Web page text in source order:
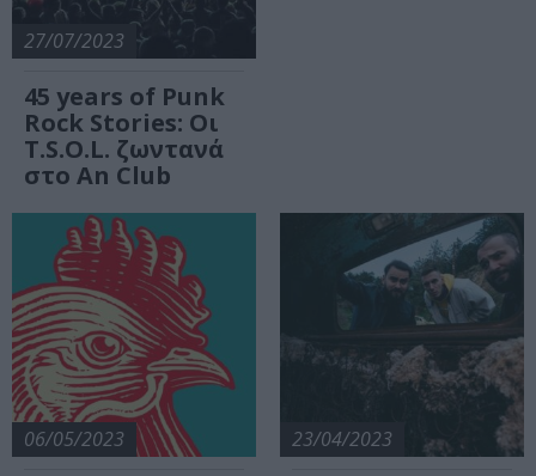
27/07/2023
45 years of Punk
Rock Stories: Οι
T.S.O.L. ζωντανά
στο An Club
06/05/2023 23/04/2023